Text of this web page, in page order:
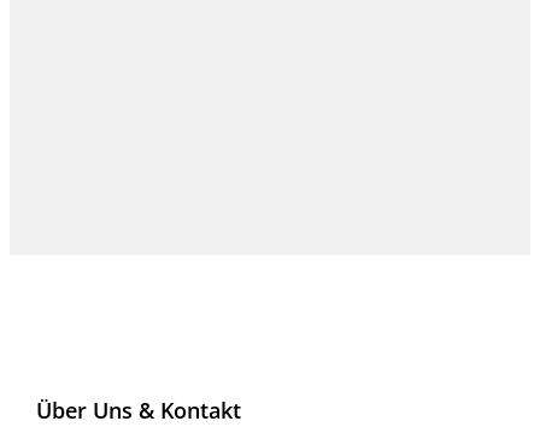
Über Uns & Kontakt